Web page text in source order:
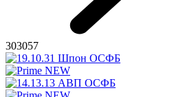
303057